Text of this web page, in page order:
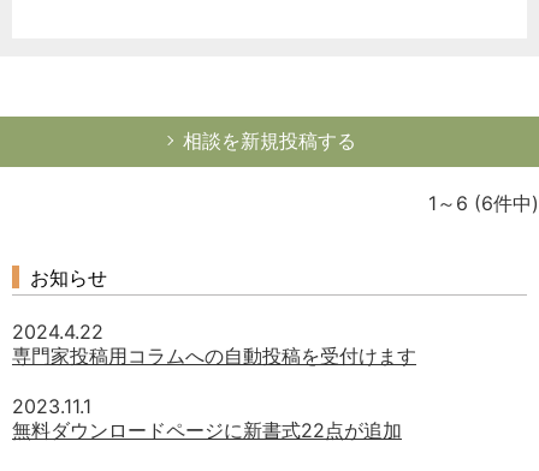
相談を新規投稿する
1～6 (6件中)
お知らせ
2024.4.22
専門家投稿用コラムへの自動投稿を受付けます
2023.11.1
無料ダウンロードページに新書式22点が追加